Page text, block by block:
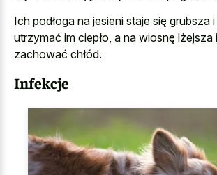
Ich podłoga na jesieni staje się grubsza
utrzymać im ciepło, a na wiosnę lżejsza
zachować chłód.
Infekcje